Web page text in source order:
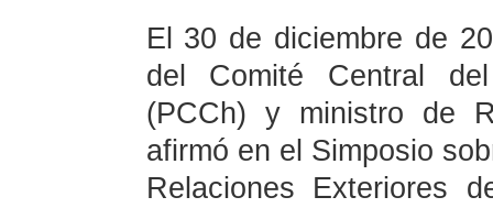
El 30 de diciembre de
del Comité Central
(PCCh) y ministro de
afirmó en el Simposio
Relaciones Exteriores